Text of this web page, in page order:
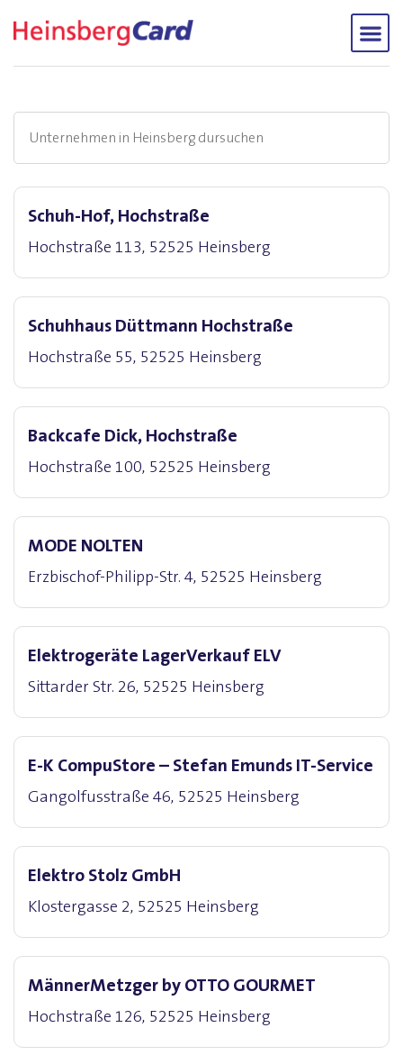
Schuh-Hof, Hochstraße
Hochstraße 113, 52525 Heinsberg
Schuhhaus Düttmann Hochstraße
Hochstraße 55, 52525 Heinsberg
Backcafe Dick, Hochstraße
Hochstraße 100, 52525 Heinsberg
MODE NOLTEN
Erzbischof-Philipp-Str. 4, 52525 Heinsberg
Elektrogeräte LagerVerkauf ELV
Sittarder Str. 26, 52525 Heinsberg
E-K CompuStore – Stefan Emunds IT-Service
Gangolfusstraße 46, 52525 Heinsberg
Elektro Stolz GmbH
Klostergasse 2, 52525 Heinsberg
MännerMetzger by OTTO GOURMET
Hochstraße 126, 52525 Heinsberg